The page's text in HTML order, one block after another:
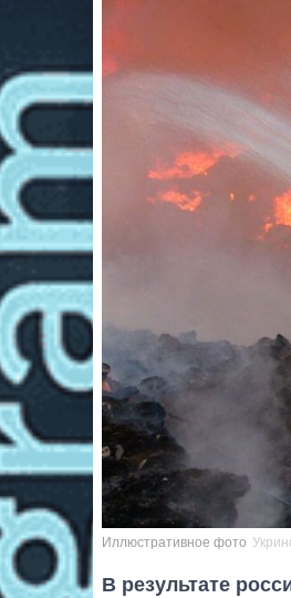
Иллюстративное фото
В результате